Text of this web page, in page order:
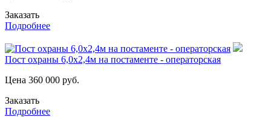
Заказать
Подробнее
Пост охраны 6,0х2,4м на постаменте - операторская
Цена 360 000 руб.
Заказать
Подробнее